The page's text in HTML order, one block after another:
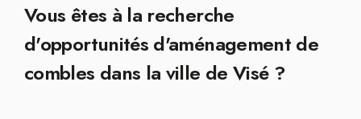
Vous êtes à la recherche
d'opportunités d'aménagement de
combles dans la ville de Visé ?